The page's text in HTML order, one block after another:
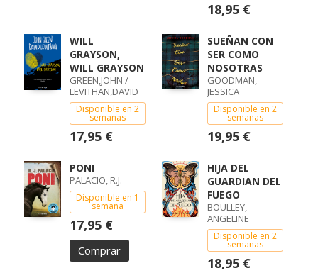
18,95 €
WILL
GRAYSON,
WILL GRAYSON
GREEN,JOHN /
LEVITHAN,DAVID
Disponible en 2
semanas
17,95 €
SUEÑAN CON
SER COMO
NOSOTRAS
GOODMAN,
JESSICA
Disponible en 2
semanas
19,95 €
PONI
PALACIO, R.J.
Disponible en 1
semana
17,95 €
Comprar
HIJA DEL
GUARDIAN DEL
FUEGO
BOULLEY,
ANGELINE
Disponible en 2
semanas
18,95 €